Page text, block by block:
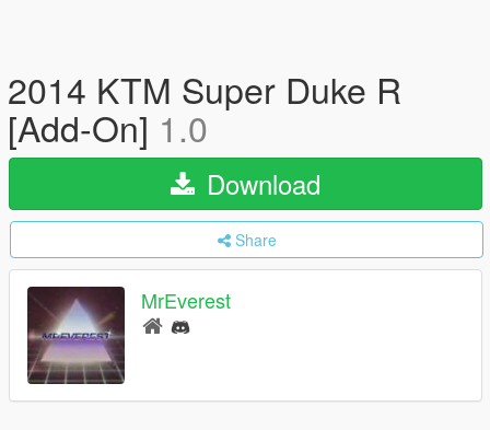
2014 KTM Super Duke R
[Add-On] 1.0
Download
Share
MrEverest